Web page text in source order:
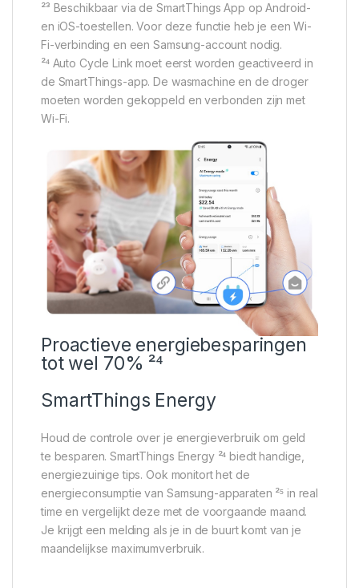
²³ Beschikbaar via de SmartThings App op Android-
en iOS-toestellen. Voor deze functie heb je een Wi-
Fi-verbinding en een Samsung-account nodig.
²⁴ Auto Cycle Link moet eerst worden geactiveerd in
de SmartThings-app. De wasmachine en de droger
moeten worden gekoppeld en verbonden zijn met
Wi-Fi.
Proactieve energiebesparingen
tot wel 70% ²⁴
SmartThings Energy
Houd de controle over je energieverbruik om geld
te besparen. SmartThings Energy ²⁴ biedt handige,
energiezuinige tips. Ook monitort het de
energieconsumptie van Samsung-apparaten ²⁵ in real
time en vergelijkt deze met de voorgaande maand.
Je krijgt een melding als je in de buurt komt van je
maandelijkse maximumverbruik.